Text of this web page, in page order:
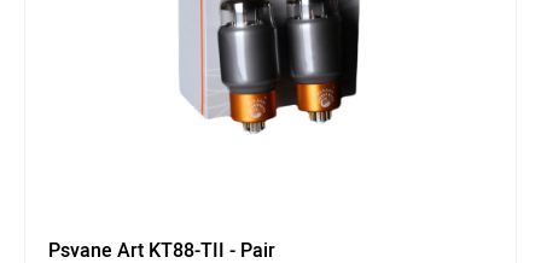
Psvane Art KT88-TII - Pair